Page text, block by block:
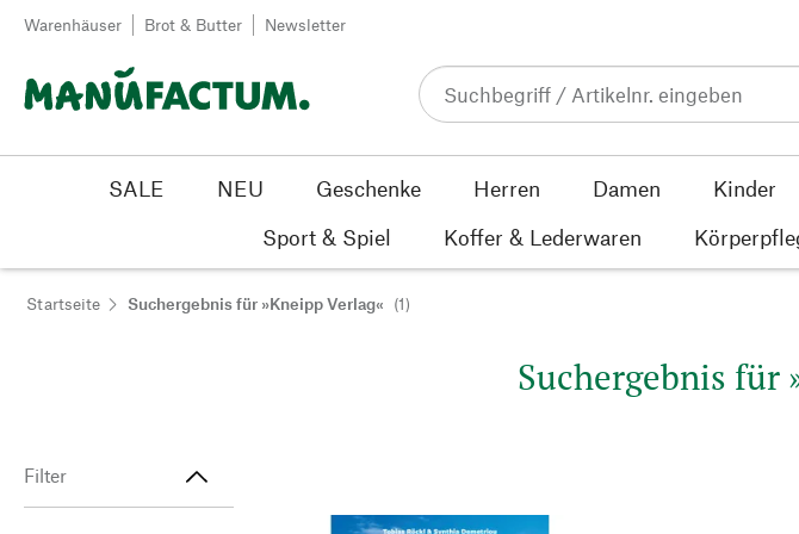
Zum Inhalt springen
Warenhäuser Brot & Butter Newsletter
SALE NEU Geschenke Herren Damen Kinder
Sport & Spiel
Koffer & Lederwaren
Startseite Suchergebnis für »Kneipp Verlag« (1)
Suchergebnis für
Filter